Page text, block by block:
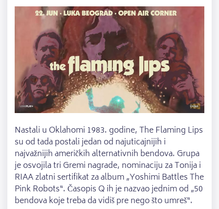
Nastali u Oklahomi 1983. godine, The Flaming Lips
su od tada postali jedan od najuticajnijih i
najvažnijih američkih alternativnih bendova. Grupa
je osvojila tri Gremi nagrade, nominaciju za Tonija i
RIAA zlatni sertifikat za album „Yoshimi Battles The
Pink Robots“. Časopis Q ih je nazvao jednim od „50
bendova koje treba da vidiš pre nego što umreš“.